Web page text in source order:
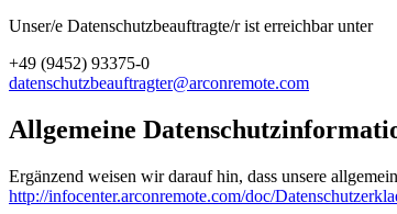
Unser/e Datenschutzbeauftragte/r ist erreichbar unter
+49 (9452) 93375-0
datenschutzbeauftragter@arconremote.com
Allgemeine
Ergänzend weisen wir darauf hin, dass unsere
http://infocenter.arconremote.com/doc/